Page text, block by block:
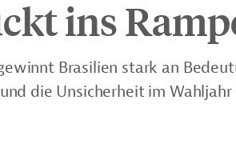
ins
Brasilien stark an
die Unsicherheit im